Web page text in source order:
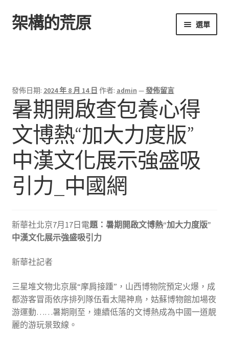
跳
至
跳
至
架構的荒原 選單
發佈日期: 2024 年 8 月 14 日 作者: admin —發佈留言
暑期開啟查包養心得
文博熱“加大力度版”
中漢文化展示強盛吸
引力_中國網
新華社北京7月17日電題：暑期開啟文博熱“加大力度版”
中漢文化展示強盛吸引力
新華社記者
三星堆文物北京展“摩肩接踵”，山西博物院預定火爆，成
都游客冒雨依序排列隊伍看太陽神鳥，姑蘇博物館加場夜
游運動……暑期剛至，連續低落的文博熱成為中國一道靚
麗的游玩景致線。